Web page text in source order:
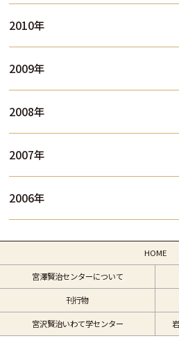
2010年
2009年
2008年
2007年
2006年
HOME
宮澤賢治センターについて
刊行物
宮沢賢治いわて学センター